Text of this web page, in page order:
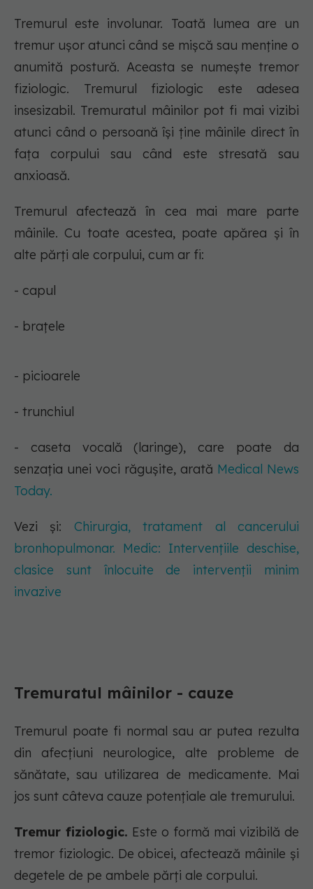
Tremurul este involunar. Toată lumea are un
tremur ușor atunci când se mișcă sau menține o
anumită postură. Aceasta se numește tremor
fiziologic. Tremurul fiziologic este adesea
insesizabil. Tremuratul mâinilor pot fi mai vizibi
atunci când o persoană își ține mâinile direct în
fața corpului sau când este stresată sau
anxioasă.
Tremurul afectează în cea mai mare parte
mâinile. Cu toate acestea, poate apărea și în
alte părți ale corpului, cum ar fi:
- capul
- brațele
- picioarele
- trunchiul
- caseta vocală (laringe), care poate da
senzația unei voci răgușite, arată Medical News
Today.
Vezi și: Chirurgia, tratament al cancerului
bronhopulmonar. Medic: Intervențiile deschise,
clasice sunt înlocuite de intervenții minim
invazive
Tremuratul mâinilor - cauze
Tremurul poate fi normal sau ar putea rezulta
din afecțiuni neurologice, alte probleme de
sănătate, sau utilizarea de medicamente. Mai
jos sunt câteva cauze potențiale ale tremurului.
Tremur fiziologic. Este o formă mai vizibilă de
tremor fiziologic. De obicei, afectează mâinile și
degetele de pe ambele părți ale corpului.